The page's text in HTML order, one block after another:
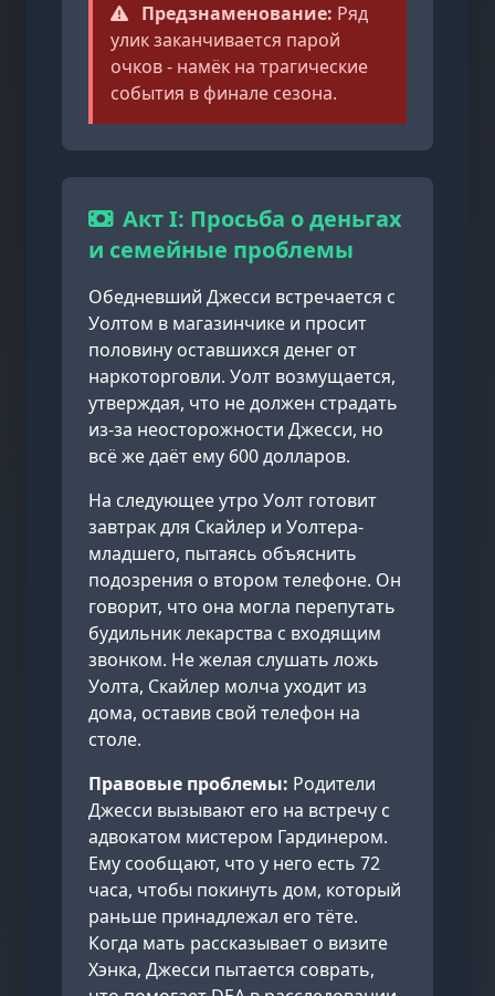
Предзнаменование: Ряд
улик заканчивается парой
очков - намёк на трагические
события в финале сезона.
Акт I: Просьба о деньгах
и семейные проблемы
Обедневший Джесси встречается с
Уолтом в магазинчике и просит
половину оставшихся денег от
наркоторговли. Уолт возмущается,
утверждая, что не должен страдать
из-за неосторожности Джесси, но
всё же даёт ему 600 долларов.
На следующее утро Уолт готовит
завтрак для Скайлер и Уолтера-
младшего, пытаясь объяснить
подозрения о втором телефоне. Он
говорит, что она могла перепутать
будильник лекарства с входящим
звонком. Не желая слушать ложь
Уолта, Скайлер молча уходит из
дома, оставив свой телефон на
столе.
Правовые проблемы: Родители
Джесси вызывают его на встречу с
адвокатом мистером Гардинером.
Ему сообщают, что у него есть 72
часа, чтобы покинуть дом, который
раньше принадлежал его тёте.
Когда мать рассказывает о визите
Хэнка, Джесси пытается соврать,